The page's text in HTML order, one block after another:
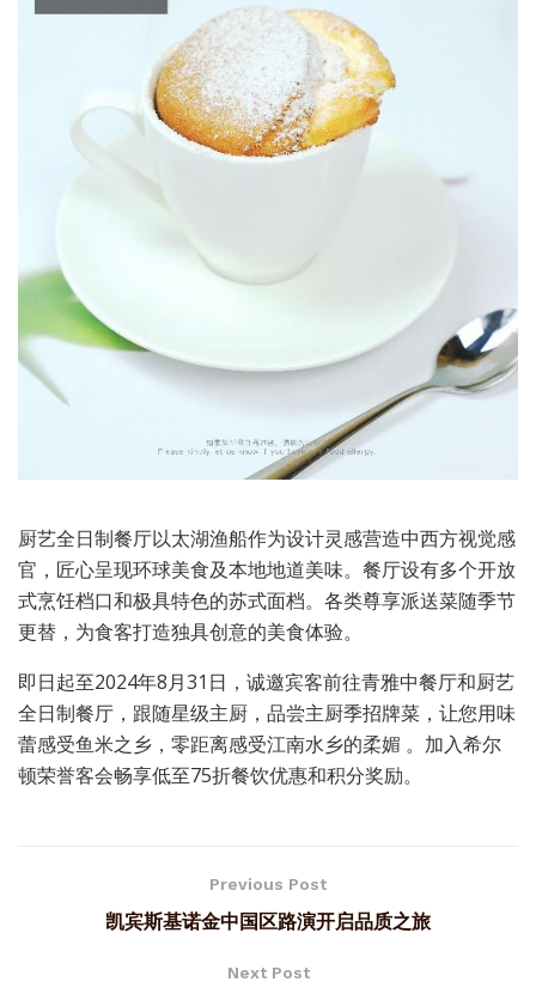
厨艺全日制餐厅以太湖渔船作为设计灵感营造中西方视觉感
官，匠心呈现环球美食及本地地道美味。餐厅设有多个开放
式烹饪档口和极具特色的苏式面档。各类尊享派送菜随季节
更替，为食客打造独具创意的美食体验。
即日起至2024年8月31日，诚邀宾客前往青雅中餐厅和厨艺
全日制餐厅，跟随星级主厨，品尝主厨季招牌菜，让您用味
蕾感受鱼米之乡，零距离感受江南水乡的柔媚 。加入希尔
顿荣誉客会畅享低至75折餐饮优惠和积分奖励。
Previous Post
凯宾斯基诺金中国区路演开启品质之旅
Next Post